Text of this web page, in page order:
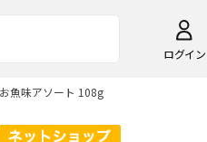
ログイン
魚味アソート 108g